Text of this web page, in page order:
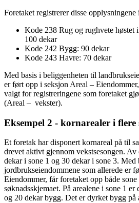
Foretaket registrerer disse opplysningene
Kode 238 Rug og rughvete høstet
100 dekar
Kode 242 Bygg: 90 dekar
Kode 243 Havre: 70 dekar
Med basis i beliggenheten til
er ført opp i seksjon Areal –
valgt for registreringene som foretaket
(Areal – vekster).
Eksempel 2 - kornarealer i flere
Et foretak har disponert kornareal på til
drevet aktivt gjennom vekstsesongen.
dekar i sone 1 og 30 dekar i sone 3. Med
jordbrukseiendommene som allerede er
Eiendommer, får foretaket opp både
søknadsskjemaet. På arealene i sone 1
og 20 dekar bygg. Det er dyrket bygg på